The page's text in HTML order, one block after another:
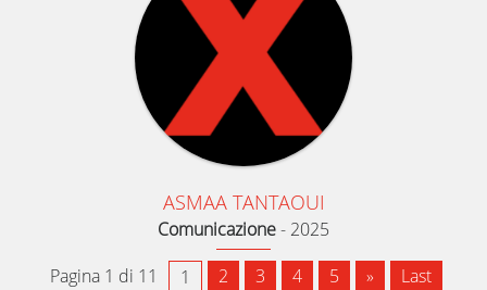
ASMAA TANTAOUI
Comunicazione- 2025
Pagina 1 di 11
1 2 3 4 5 » Last